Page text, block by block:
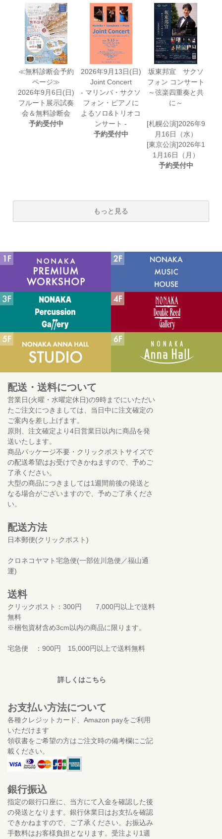
≪無料診断会予約
ページ≫
2026年9月6日(日)
フルート展示試奏
会＆無料診断会
予約受付中
2026年9月13日(日)
Joint Concert
- マリンバ・サクソ
フォン・ピアノに
よるソロ&トリオコ
ンサート -
予約受付中
坂東邦宣 サクソ
フォン コンサート
～弦楽四重奏と共
に～
[札幌公演]2026年9
月16日（水）
[東京公演]2026年1
1月16日（月）
予約受付中
もっと見る
配送・送料について
営業日(火曜・水曜定休日)の9時までにいただい
たご注文につきましては、当日中に注文確定の
ご案内を差し上げます。
原則、注文確定より4日営業日以内に商品を発
送いたします。
商品パッケージ不要・クリックポストサイズで
の配送希望はお受けできかねますので、予めご
了承ください。
大型の商品につきましては1週間前後の発送と
なる場合がございますので、予めご了承くださ
い。
配送方法
日本郵便(クリックポスト)
クロネコヤマト宅急便(一部佐川急便／福山通
運)
送料
クリックポスト：300円 7,000円以上で送料
無料
※梱包資材含め3cm以内の商品に限ります。
宅急便 ：900円 15,000円以上で送料無料
詳しくはこちら
お支払い方法について
各種クレジットカード、Amazon payをご利用
いただけます
領収書をご希望の方はご注文時の備考欄にご記
載ください。
銀行振込
指定の銀行口座に、当方にて入金を確認した後
の発送となります。銀行休業日はお支払を確認
できかねますので、ご了承ください。お振込み
手数料はお客様負担となります。受注より1週